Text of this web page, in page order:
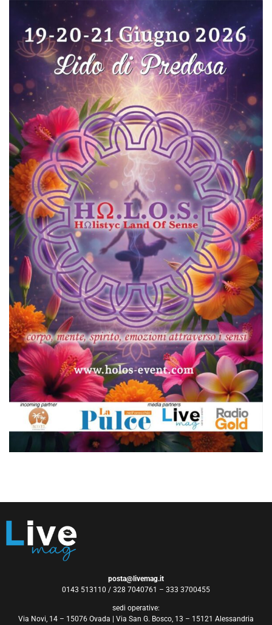
posta@livemag.it
0143 513110 / 328 7040761 – 333 3700455
sedi operative:
Via Novi, 14 – 15076 Ovada | Via San G. Bosco, 13 – 15121 Alessandria